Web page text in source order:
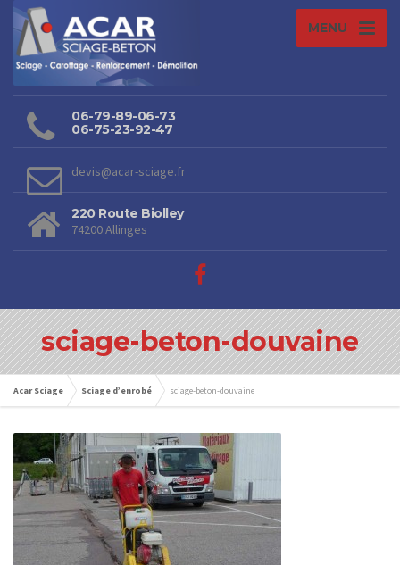
MENU
06-79-89-06-73
06-75-23-92-47
devis@acar-sciage.fr
220 Route Biolley
74200 Allinges
sciage-beton-douvaine
Acar Sciage Sciage d’enrobé sciage-beton-douvaine